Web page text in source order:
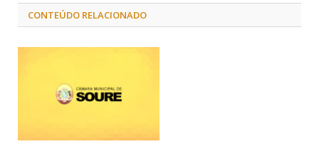
CONTEÚDO RELACIONADO